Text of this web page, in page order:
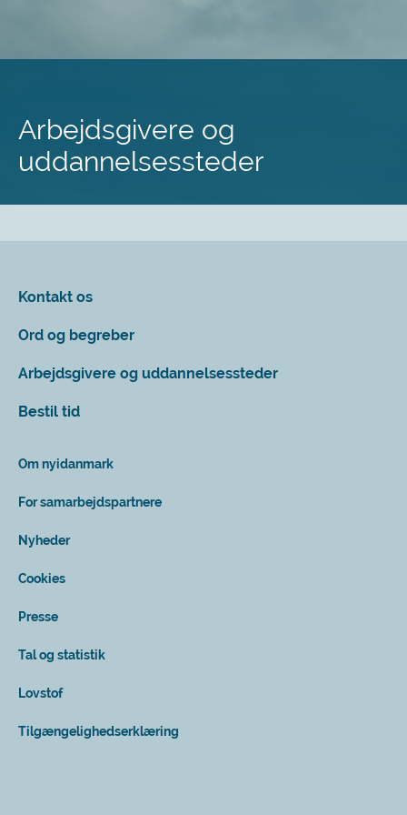
Arbejdsgivere og
uddannelsessteder
Kontakt os
Ord og begreber
Arbejdsgivere og uddannelsessteder
Bestil tid
Om nyidanmark
For samarbejdspartnere
Nyheder
Cookies
Presse
Tal og statistik
Lovstof
Tilgængelighedserklæring